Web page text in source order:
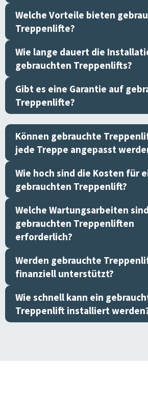
Welche Vorteile bieten
Treppenlifte?
Wie lange dauert die
gebrauchten Treppenlifts?
Gibt es eine Garantie auf
Treppenlifte?
Können gebrauchte
jede Treppe angepasst
Wie hoch sind die Kosten für
gebrauchten Treppenlift?
Welche Wartungsarbeiten
gebrauchten Treppenliften
erforderlich?
Werden gebrauchte
finanziell unterstützt?
Wie schnell kann ein
Treppenlift installiert